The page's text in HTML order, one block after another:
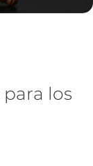
para los